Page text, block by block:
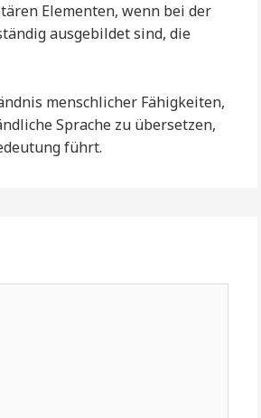
Elementen, wenn bei der
ausgebildet sind, die
menschlicher Fähigkeiten,
Sprache zu übersetzen,
führt.